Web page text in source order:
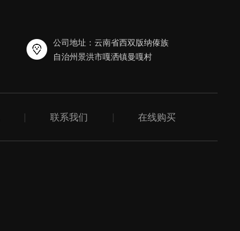
公司地址：云南省西双版纳傣族
自治州景洪市嘎洒镇曼嘎村
| 联系我们 | 在线购买